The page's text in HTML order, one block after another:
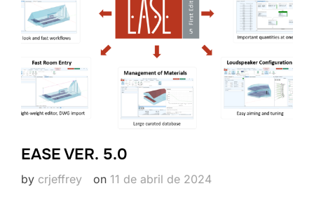
EASE VER. 5.0
by crjeffrey on 11 de abril de 2024